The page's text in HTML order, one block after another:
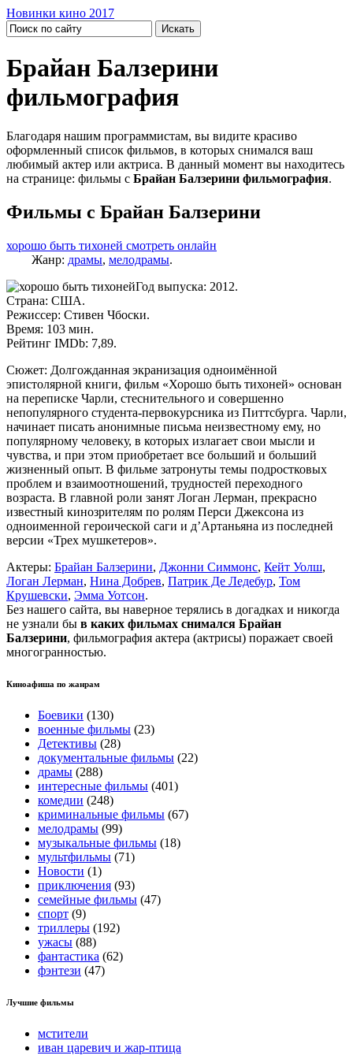
Новинки кино 2017
Брайан Балзерини
фильмография
Благодаря нашим программистам, вы видите красиво
оформленный список фильмов, в которых снимался ваш
любимый актер или актриса. В данный момент вы находитесь
на странице: фильмы с Брайан Балзерини фильмография.
Фильмы с Брайан Балзерини
хорошо быть тихоней смотреть онлайн
Жанр: драмы, мелодрамы.
Год выпуска: 2012.
Страна: США.
Режиссер: Стивен Чбоски.
Время: 103 мин.
Рейтинг IMDb: 7,89.
Сюжет: Долгожданная экранизация одноимённой
эпистолярной книги, фильм «Хорошо быть тихоней» основан
на переписке Чарли, стеснительного и совершенно
непопулярного студента-первокурсника из Питтсбурга. Чарли,
начинает писать анонимные письма неизвестному ему, но
популярному человеку, в которых излагает свои мысли и
чувства, и при этом приобретает все больший и больший
жизненный опыт. В фильме затронуты темы подростковых
проблем и взаимоотношений, трудностей переходного
возраста. В главной роли занят Логан Лерман, прекрасно
известный кинозрителям по ролям Перси Джексона из
одноименной героической саги и д’Артаньяна из последней
версии «Трех мушкетеров».
Актеры: Брайан Балзерини, Джонни Симмонс, Кейт Уолш,
Логан Лерман, Нина Добрев, Патрик Де Ледебур, Том
Крушевски, Эмма Уотсон.
Без нашего сайта, вы наверное терялись в догадках и никогда
не узнали бы в каких фильмах снимался Брайан
Балзерини, фильмография актера (актрисы) поражает своей
многогранностью.
Киноафиша по жанрам
Боевики (130)
военные фильмы (23)
Детективы (28)
документальные фильмы (22)
драмы (288)
интересные фильмы (401)
комедии (248)
криминальные фильмы (67)
мелодрамы (99)
музыкальные фильмы (18)
мультфильмы (71)
Новости (1)
приключения (93)
семейные фильмы (47)
спорт (9)
триллеры (192)
ужасы (88)
фантастика (62)
фэнтези (47)
Лучшие фильмы
мстители
иван царевич и жар-птица